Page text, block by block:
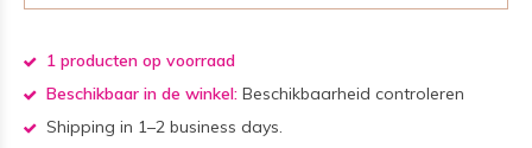
1 producten op voorraad
Beschikbaar in de winkel: Beschikbaarheid controleren
Shipping in 1–2 business days.